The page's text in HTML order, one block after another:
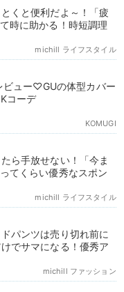
くと便利だよ～！「疲
時に助かる！時短調理
michill ライフスタイル
ュー♡GUの体型カバー
コーデ
KOMUGI
ら手放せない！「今ま
てくらい優秀なスポン
michill ライフスタイル
パンツは売り切れ前に
でサマになる！優秀ア
michill ファッション